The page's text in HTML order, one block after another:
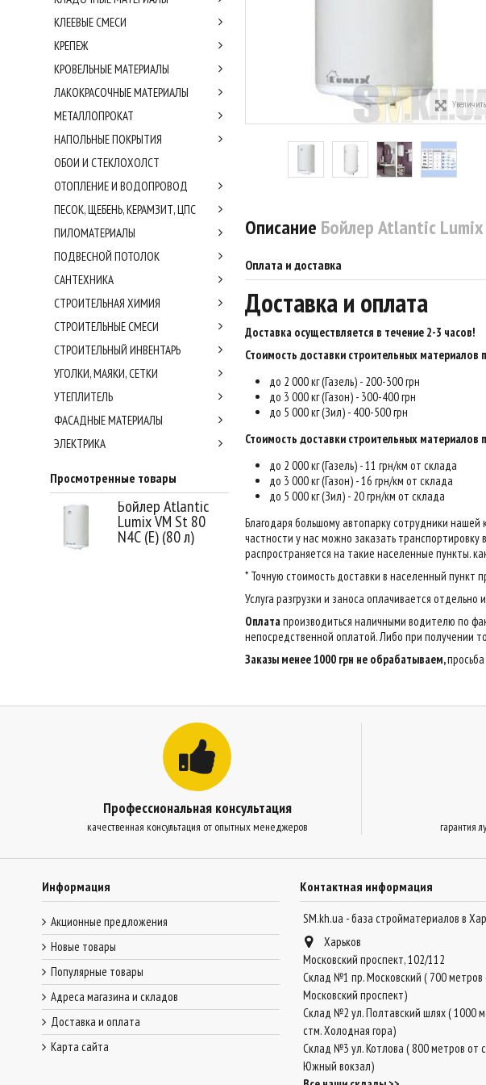
Увеличить
Описание Бойлер Atlantic Lumix
Оплата и доставка
Доставка и оплата
Доставка осуществляется в течение 2-3 часов!
Стоимость доставки строительных материалов
до 2 000 кг (Газель) - 200-300 грн
до 3 000 кг (Газон) - 300-400 грн
до 5 000 кг (Зил) - 400-500 грн
Стоимость доставки строительных материалов
до 2 000 кг (Газель) - 11 грн/км от склада
до 3 000 кг (Газон) - 16 грн/км от склада
до 5 000 кг (Зил) - 20 грн/км от склада
Благодаря большому автопарку сотрудники нашей
частности у нас можно заказать транспортировку
распространяется на такие населенные пункты.
* Точную стоимость доставки в населенный пункт
Услуга разгрузки и заноса оплачивается
Оплатапроизводиться наличными водителю по
непосредственной оплатой. Либо при получении
Заказы менее 1000 грн не обрабатываем,
КЛЕЕВЫЕ СМЕСИ
КРЕПЕЖ
КРОВЕЛЬНЫЕ МАТЕРИАЛЫ
ЛАКОКРАСОЧНЫЕ МАТЕРИАЛЫ
МЕТАЛЛОПРОКАТ
НАПОЛЬНЫЕ ПОКРЫТИЯ
ОБОИ И СТЕКЛОХОЛСТ
ОТОПЛЕНИЕ И ВОДОПРОВОД
ПЕСОК, ЩЕБЕНЬ, КЕРАМЗИТ, ЦПС
ПИЛОМАТЕРИАЛЫ
ПОДВЕСНОЙ ПОТОЛОК
САНТЕХНИКА
СТРОИТЕЛЬНАЯ ХИМИЯ
СТРОИТЕЛЬНЫЕ СМЕСИ
СТРОИТЕЛЬНЫЙ ИНВЕНТАРЬ
УГОЛКИ, МАЯКИ, СЕТКИ
УТЕПЛИТЕЛЬ
ФАСАДНЫЕ МАТЕРИАЛЫ
ЭЛЕКТРИКА
Просмотренные товары
Бойлер Atlantic
Lumix VM St 80
N4С (Е) (80 л)
Профессиональная консультация
качественная консультация от опытных менеджеров гарантия
Информация
Акционные предложения
Новые товары
Популярные товары
Адреса магазина и складов
Доставка и оплата
Карта сайта
Контактная информация
SM.kh.ua - база стройматериалов в
Харьков
Московский проспект, 102/112
Склад №1 пр. Московский ( 700 метров
Московский проспект)
Склад №2 ул. Полтавский шлях ( 1000
стм. Холодная гора)
Склад №3 ул. Котлова ( 800 метров от
Южный вокзал)